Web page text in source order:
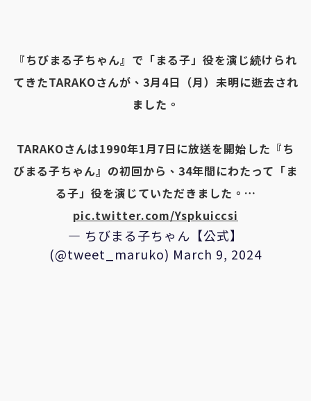
『ちびまる子ちゃん』で「まる子」役を演じ続けられ
てきたTARAKOさんが、3月4日（月）未明に逝去され
ました。
TARAKOさんは1990年1月7日に放送を開始した『ち
びまる子ちゃん』の初回から、34年間にわたって「ま
る子」役を演じていただきました。…
pic.twitter.com/Yspkuiccsi
— ちびまる子ちゃん【公式】
(@tweet_maruko) March 9, 2024